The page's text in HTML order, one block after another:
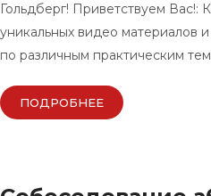
Гольдберг! Приветствуем Вас!:
уникальных видео материалов
по различным практическим
ПОДРОБНЕЕ